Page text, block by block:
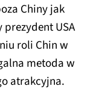
Chiny jak
USA
roli Chin w
metoda w
atrakcyjna.